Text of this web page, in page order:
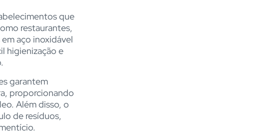
que
restaurantes,
aço inoxidável
higienização e
garantem
proporcionando
Além disso, o
de resíduos,